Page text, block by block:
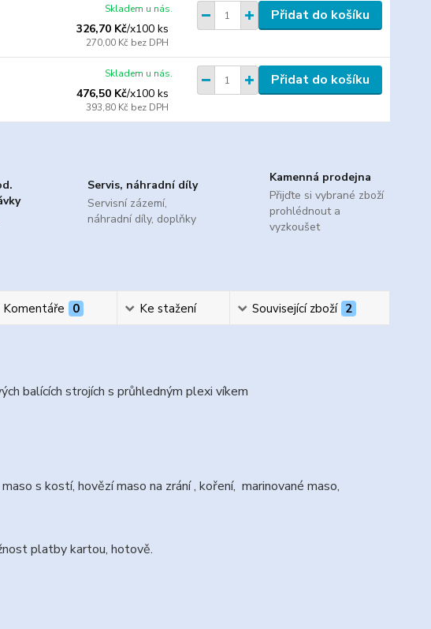
326,70 Kč/x100 ks
270,00 Kč bez DPH
Skladem u nás. Přidat do košíku
476,50 Kč/x100 ks
393,80 Kč bez DPH
Skladem u nás. Přidat do košíku
Servis, náhradní díly
Servisní zázemí,
náhradní díly, doplňky
Kamenná prodejna
Přijďte si vybrané zboží
prohlédnout a
vyzkoušet
Komentáře 0 Ke stažení Související zboží 2
balících strojích s průhledným plexi víkem
s kostí, hovězí maso na zrání , koření, marinované maso,
platby kartou, hotově.